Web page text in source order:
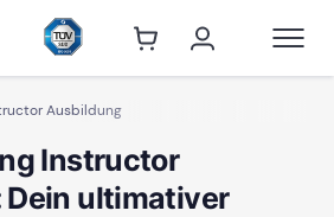
Ausbildung
Instructor
ultimativer